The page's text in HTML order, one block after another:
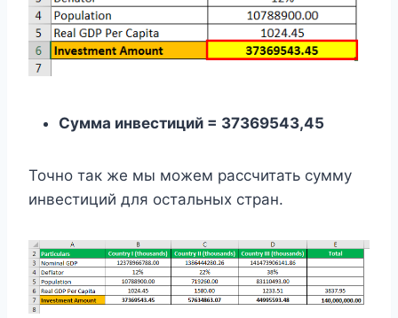
Сумма инвестиций = 37369543,45
Точно так же мы можем рассчитать сумму
инвестиций для остальных стран.